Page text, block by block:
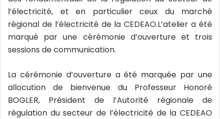
l’électricité, et en particulier ceux du marché
régional de l’électricité de la CEDEAO.L’atelier a été
marqué par une cérémonie d’ouverture et trois
sessions de communication.
La cérémonie d’ouverture a été marquée par une
allocution de bienvenue du Professeur Honoré
BOGLER, Président de l’Autorité régionale de
régulation du secteur de l’électricité de la CEDEAO